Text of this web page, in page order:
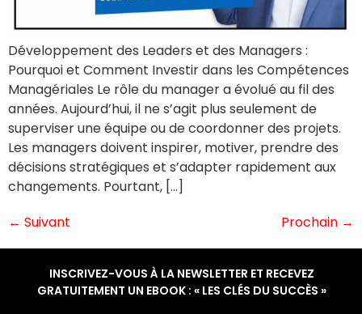
Développement des Leaders et des Managers :
Pourquoi et Comment Investir dans les Compétences
Managériales Le rôle du manager a évolué au fil des
années. Aujourd’hui, il ne s’agit plus seulement de
superviser une équipe ou de coordonner des projets.
Les managers doivent inspirer, motiver, prendre des
décisions stratégiques et s’adapter rapidement aux
changements. Pourtant, […]
← Suivant Prochain →
INSCRIVEZ-VOUS À LA NEWSLETTER ET RECEVEZ
GRATUITEMENT UN EBOOK : « LES CLÉS DU SUCCÈS »